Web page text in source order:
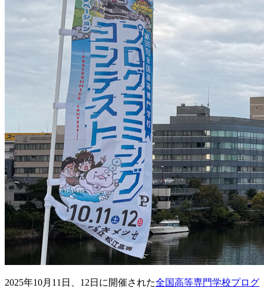
2025年10月 11 日 、12 日 に 開催された全国高等専門学校プログ